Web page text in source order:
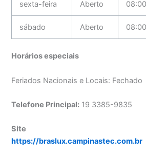
sexta-feira Aberto 08:00
sábado Aberto 08:00
Horários especiais
Feriados Nacionais e Locais: Fechado
Telefone Principal: 19 3385-9835
Site
https://braslux.campinastec.com.br